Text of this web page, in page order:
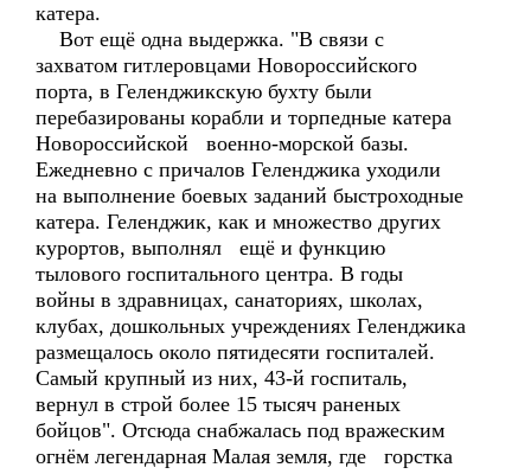
катера.
Вот ещё одна выдержка. "В связи с
захватом гитлеровцами Новороссийского
порта, в Геленджикскую бухту были
перебазированы корабли и торпедные катера
Новороссийской военно-морской базы.
Ежедневно с причалов Геленджика уходили
на выполнение боевых заданий быстроходные
катера. Геленджик, как и множество других
курортов, выполнял ещё и функцию
тылового госпитального центра. В годы
войны в здравницах, санаториях, школах,
клубах, дошкольных учреждениях Геленджика
размещалось около пятидесяти госпиталей.
Самый крупный из них, 43-й госпиталь,
вернул в строй более 15 тысяч раненых
бойцов". Отсюда снабжалась под вражеским
огнём легендарная Малая земля, где горстка